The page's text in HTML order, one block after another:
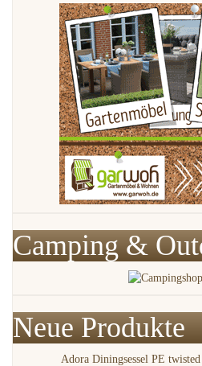
Camping &
Neue Produkte
Adora Diningsessel PE